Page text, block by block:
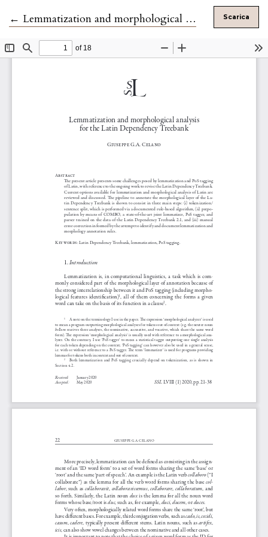
← Ritorna ai dettagli dell'articolo
Lemmatization and morphological analysis for the Latin Dependency Treebank Scarica